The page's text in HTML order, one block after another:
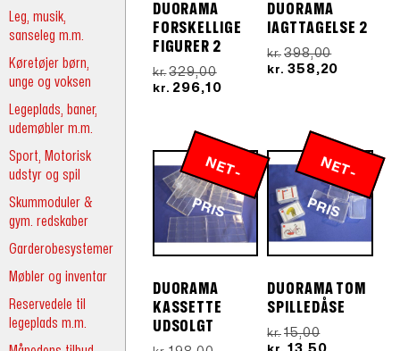
Leg, musik,
sanseleg m.m.
Køretøjer børn,
unge og voksen
Legeplads, baner,
udemøbler m.m.
Sport, Motorisk
udstyr og spil
Skummoduler &
gym. redskaber
Garderobesystemer
Møbler og inventar
Reservedele til
legeplads m.m.
DUORAMA
FORSKELLIGE
FIGURER 2
kr. 329,00Den
oprindelige
kr.329,00.
kr. 296,10Den
kr.296,10.
DUORAMA
IAGTTAGELSE 2
kr. 398,00Den
kr. 358,20
N
E
T
-
P
R
IS
DUORAMA
KASSETTE
UDSOLGT
N
E
T
-
P
R
IS
DUORAMA TOM
SPILLEDÅSE
kr. 15,00Den
oprindelige
Den